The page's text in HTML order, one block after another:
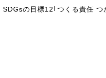
の目標12｢つくる責任